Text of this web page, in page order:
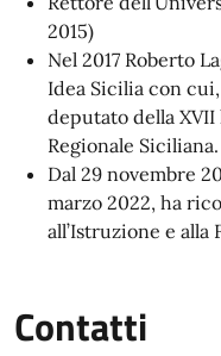
2015)
Nel 2017 Roberto
Idea Sicilia con
deputato della XVII
Regionale Siciliana.
Dal 29 novembre
marzo 2022, ha
all’Istruzione e alla
Contatti